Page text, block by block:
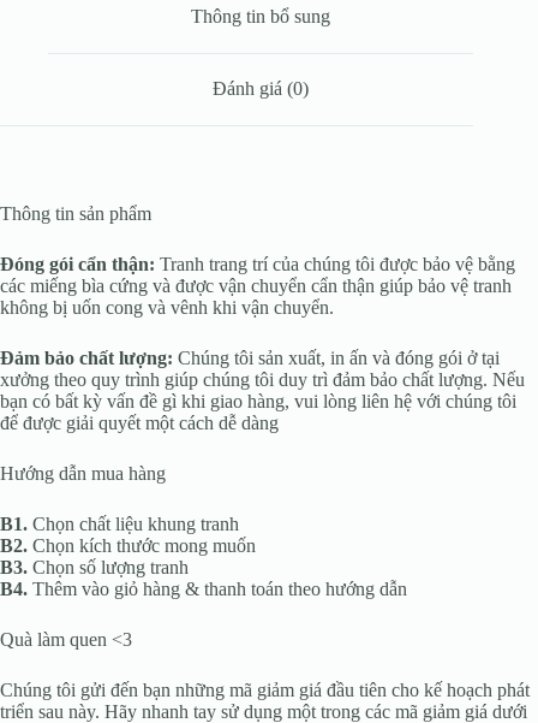
Thông tin bổ sung
Đánh giá (0)
Thông tin sản phẩm
Đóng gói cẩn thận: Tranh trang trí của chúng tôi được bảo vệ bằng
các miếng bìa cứng và được vận chuyển cẩn thận giúp bảo vệ tranh
không bị uốn cong và vênh khi vận chuyển.
Đảm bảo chất lượng: Chúng tôi sản xuất, in ấn và đóng gói ở tại
xưởng theo quy trình giúp chúng tôi duy trì đảm bảo chất lượng. Nếu
bạn có bất kỳ vấn đề gì khi giao hàng, vui lòng liên hệ với chúng tôi
để được giải quyết một cách dễ dàng
Hướng dẫn mua hàng
B1. Chọn chất liệu khung tranh
B2. Chọn kích thước mong muốn
B3. Chọn số lượng tranh
B4. Thêm vào giỏ hàng & thanh toán theo hướng dẫn
Quà làm quen <3
Chúng tôi gửi đến bạn những mã giảm giá đầu tiên cho kế hoạch phát
triển sau này. Hãy nhanh tay sử dụng một trong các mã giảm giá dưới